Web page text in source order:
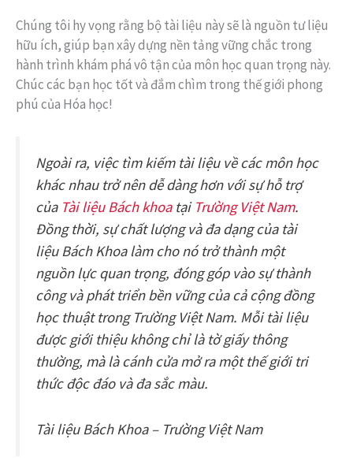
Chúng tôi hy vọng rằng bộ tài liệu này sẽ là nguồn tư liệu
hữu ích, giúp bạn xây dựng nền tảng vững chắc trong
hành trình khám phá vô tận của môn học quan trọng này.
Chúc các bạn học tốt và đắm chìm trong thế giới phong
phú của Hóa học!
Ngoài ra, việc tìm kiếm tài liệu về các môn học
khác nhau trở nên dễ dàng hơn với sự hỗ trợ
của Tài liệu Bách khoatại Trường Việt Nam.
Đồng thời, sự chất lượng và đa dạng của tài
liệu Bách Khoa làm cho nó trở thành một
nguồn lực quan trọng, đóng góp vào sự thành
công và phát triển bền vững của cả cộng đồng
học thuật trong Trường Việt Nam. Mỗi tài liệu
được giới thiệu không chỉ là tờ giấy thông
thường, mà là cánh cửa mở ra một thế giới tri
thức độc đáo và đa sắc màu.
Tài liệu Bách Khoa – Trường Việt Nam